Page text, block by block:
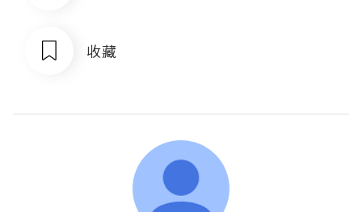
收藏